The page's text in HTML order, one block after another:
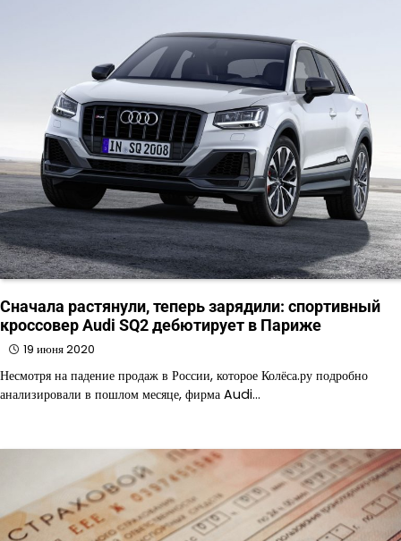
Сначала растянули, теперь зарядили: спортивный
кроссовер Audi SQ2 дебютирует в Париже
19 июня 2020
Несмотря на падение продаж в России, которое Колёса.ру подробно
анализировали в пошлом месяце, фирма Audi…